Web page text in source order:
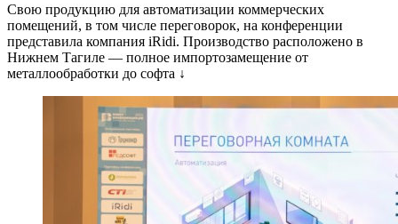
Свою продукцию для автоматизации коммерческих
помещений, в том числе переговорок, на конференции
представила компания iRidi. Производство расположено в
Нижнем Тагиле — полное импортозамещение от
металлообработки до софта ↓